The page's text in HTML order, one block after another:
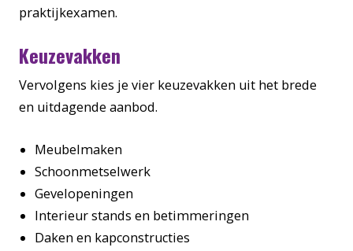
praktijkexamen.
Keuzevakken
Vervolgens kies je vier keuzevakken uit het brede
en uitdagende aanbod.
Meubelmaken
Schoonmetselwerk
Gevelopeningen
Interieur stands en betimmeringen
Daken en kapconstructies